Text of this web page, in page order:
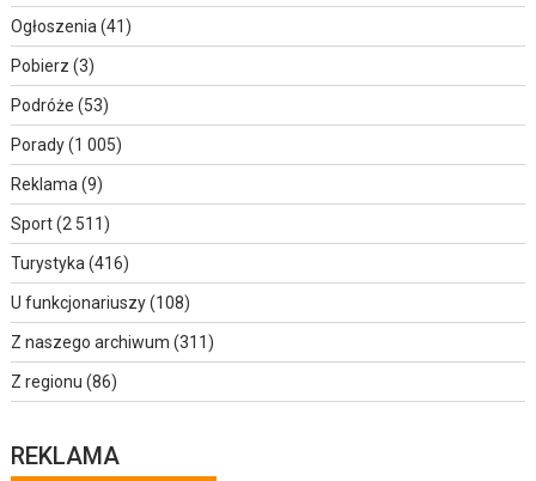
Ogłoszenia (41)
Pobierz (3)
Podróże (53)
Porady(1 005)
Reklama (9)
Sport(2 511)
Turystyka (416)
U funkcjonariuszy(108)
Z naszego archiwum (311)
Z regionu (86)
REKLAMA